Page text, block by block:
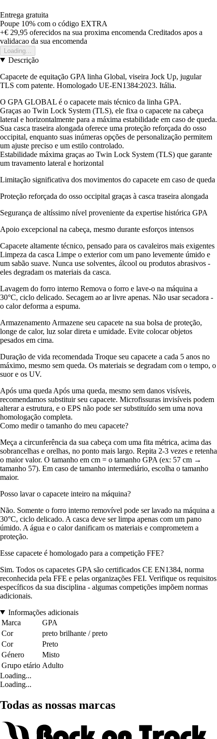
Entrega gratuita
Poupe 10% com o código EXTRA
+€ 29,95 oferecidos na sua proxima encomenda Creditados apos a
validacao da sua encomenda
Loading...
Descrição
Capacete de equitação GPA linha Global, viseira Jock Up, jugular
TLS com patente. Homologado UE-EN1384:2023. Itália.
O GPA GLOBAL é o capacete mais técnico da linha GPA.
Graças ao Twin Lock System (TLS), ele fixa o capacete na cabeça
lateral e horizontalmente para a máxima estabilidade em caso de queda.
Sua casca traseira alongada oferece uma proteção reforçada do osso
occipital, enquanto suas inúmeras opções de personalização permitem
um ajuste preciso e um estilo controlado.
Estabilidade máxima graças ao Twin Lock System (TLS) que garante
um travamento lateral e horizontal
Limitação significativa dos movimentos do capacete em caso de queda
Proteção reforçada do osso occipital graças à casca traseira alongada
Segurança de altíssimo nível proveniente da expertise histórica GPA
Apoio excepcional na cabeça, mesmo durante esforços intensos
Capacete altamente técnico, pensado para os cavaleiros mais exigentes
Limpeza da casca Limpe o exterior com um pano levemente úmido e
um sabão suave. Nunca use solventes, álcool ou produtos abrasivos -
eles degradam os materiais da casca.
Lavagem do forro interno Remova o forro e lave-o na máquina a
30°C, ciclo delicado. Secagem ao ar livre apenas. Não usar secadora -
o calor deforma a espuma.
Armazenamento Armazene seu capacete na sua bolsa de proteção,
longe de calor, luz solar direta e umidade. Evite colocar objetos
pesados em cima.
Duração de vida recomendada Troque seu capacete a cada 5 anos no
máximo, mesmo sem queda. Os materiais se degradam com o tempo, o
suor e os UV.
Após uma queda Após uma queda, mesmo sem danos visíveis,
recomendamos substituir seu capacete. Microfissuras invisíveis podem
alterar a estrutura, e o EPS não pode ser substituído sem uma nova
homologação completa.
Como medir o tamanho do meu capacete?
Meça a circunferência da sua cabeça com uma fita métrica, acima das
sobrancelhas e orelhas, no ponto mais largo. Repita 2-3 vezes e retenha
o maior valor. O tamanho em cm = o tamanho GPA (ex: 57 cm →
tamanho 57). Em caso de tamanho intermediário, escolha o tamanho
maior.
Posso lavar o capacete inteiro na máquina?
Não. Somente o forro interno removível pode ser lavado na máquina a
30°C, ciclo delicado. A casca deve ser limpa apenas com um pano
úmido. A água e o calor danificam os materiais e comprometem a
proteção.
Esse capacete é homologado para a competição FFE?
Sim. Todos os capacetes GPA são certificados CE EN1384, norma
reconhecida pela FFE e pelas organizações FEI. Verifique os requisitos
específicos da sua disciplina - algumas competições impõem normas
adicionais.
Informações adicionais
Marca
GPA
Cor
preto brilhante / preto
Cor
Preto
Género
Misto
Grupo etário Adulto
Loading...
Loading...
Todas as nossas marcas